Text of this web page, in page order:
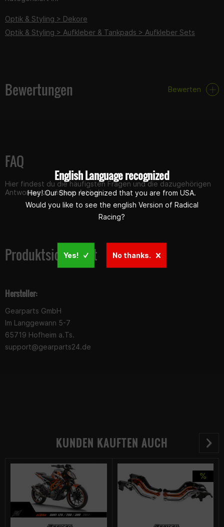
Optik & Styling > Dekore
Optik & Styling > Aufkleber & Tankpads > Aufkleber Sets
Bewertungen Bewerten
FAQ
Hier findest du die häufigsten Fragen und die dazugehörigen
Antworten zu diesem Artikel.
Produktsicherheit
Hersteller:
Gearparts GmbH
Im Langgewann 5-7
65719 Hofheim a.Ts.
support@gearparts24.de
KUNDEN KAUFTEN AUCH
English Language recognized
Hey! Our Shop recognized that you are from USA.
Would you like to see the english Version of Radical
Racing?
Yes! No thanks.